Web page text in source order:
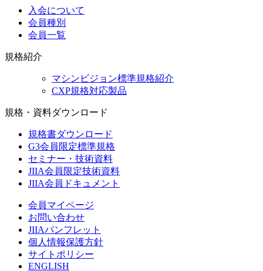
入会について
会員種別
会員一覧
規格紹介
マシンビジョン標準規格紹介
CXP規格対応製品
規格・資料ダウンロード
規格書ダウンロード
G3会員限定標準規格
セミナー・技術資料
JIIA会員限定技術資料
JIIA会員ドキュメント
会員マイページ
お問い合わせ
JIIAパンフレット
個人情報保護方針
サイトポリシー
ENGLISH